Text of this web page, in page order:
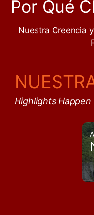
Por Qué
Nuestra Creencia
Highlights Happen